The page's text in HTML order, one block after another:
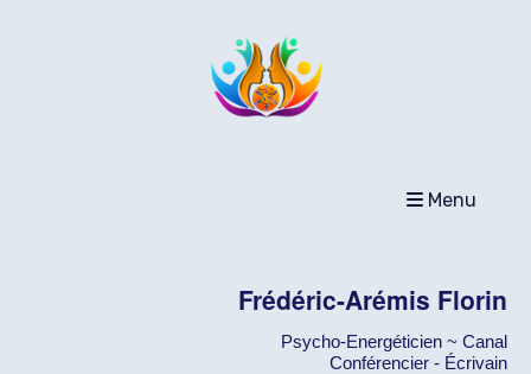
Menu
Frédéric-Arémis Florin
Psycho-Energéticien ~ Canal
Conférencier - Écrivain